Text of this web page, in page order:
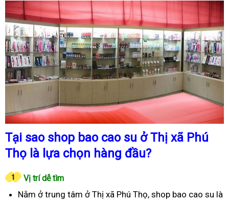
Tại sao shop bao cao su ở Thị xã Phú
Thọ là lựa chọn hàng đầu?
Vị trí dễ tìm
Nằm ở trung tâm ở Thị xã Phú Thọ, shop bao cao su là